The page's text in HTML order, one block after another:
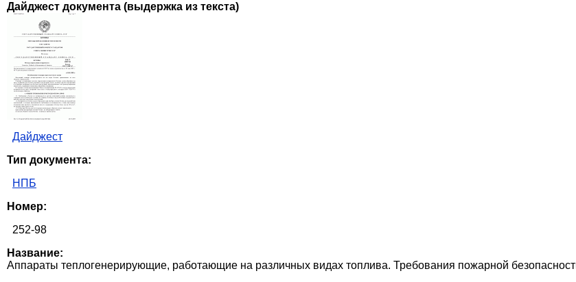
Дайджест документа (выдержка из текста)
Дайджест
Тип документа:
НПБ
Номер:
252-98
Название:
Аппараты теплогенерирующие, работающие на различных видах топлива. Требования пожарной